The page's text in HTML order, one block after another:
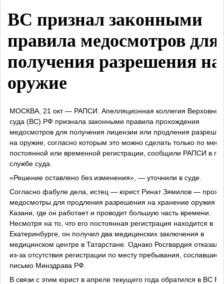
ВС признал законными
правила медосмотров для
получения разрешения на
оружие
МОСКВА, 21 окт — РАПСИ. Апелляционная коллегия
суда (ВС) РФ признала законными правила прохождения
медосмотров для получения лицензии или продления
на оружие, согласно которым это можно сделать только по
постоянной или временной регистрации, сообщили РАПСИ в
службе суда.
«Решение оставлено без изменения», — уточнили в суде.
Согласно фабуле дела, истец — юрист Ринат Зямилов —
медосмотры для продления разрешения на хранение оружия в
Казани, где он работает и проводит большую часть времени.
Несмотря на то, что его постоянная регистрация находится в
Екатеринбурге, он получил два медицинских заключения в
медицинском центре в Татарстане. Однако Росгвардия
из-за отсутствия регистрации по месту пребывания,
письмо Минздрава РФ.
В связи с этим юрист в апреле текущего года обратился в ВС